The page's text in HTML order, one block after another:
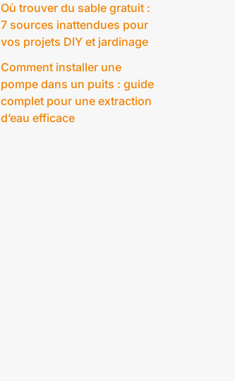
Où trouver du sable gratuit :
7 sources inattendues pour
vos projets DIY et jardinage
Comment installer une
pompe dans un puits : guide
complet pour une extraction
d’eau efficace